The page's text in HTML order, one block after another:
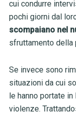
cui condurre
pochi giorni dal
scompaiano nel
sfruttamento della
Se invece sono
situazioni da cui
le hanno portate
violenze.